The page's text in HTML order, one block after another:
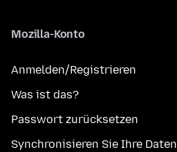
Mozilla-Konto
Anmelden/Registrieren
Was ist das?
Passwort zurücksetzen
Synchronisieren Sie Ihre Daten